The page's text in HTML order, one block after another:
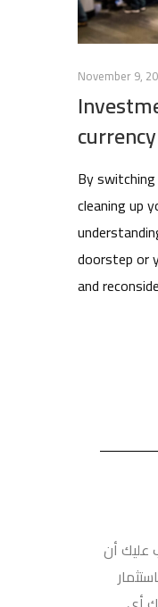
November 9,
By
cleaning up
doorstep or
and
عليك أن